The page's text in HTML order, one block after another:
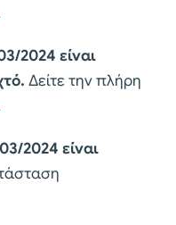
2024 είναι
Δείτε την πλήρη
2024 είναι